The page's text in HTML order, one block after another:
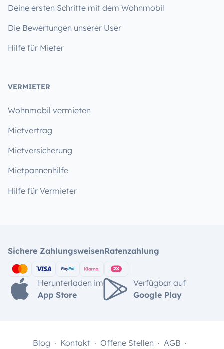
Deine ersten Schritte mit dem Wohnmobil
Die Bewertungen unserer User
Hilfe für Mieter
VERMIETER
Wohnmobil vermieten
Mietvertrag
Mietversicherung
Mietpannenhilfe
Hilfe für Vermieter
Sichere ZahlungsweisenRatenzahlung
Herunterladen im
App Store
Verfügbar auf
Google Play
Blog Kontakt Offene Stellen AGB